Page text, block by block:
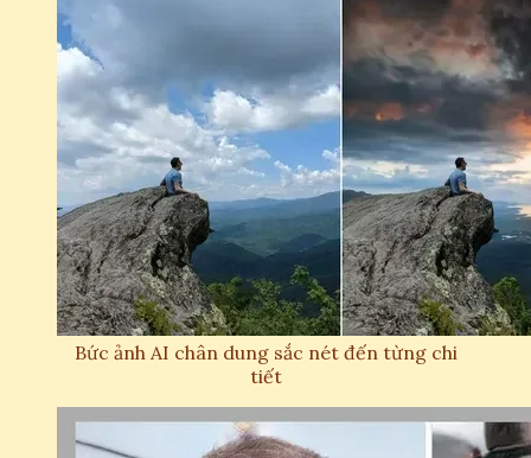
Bức ảnh AI chân dung sắc nét đến từng chi
tiết